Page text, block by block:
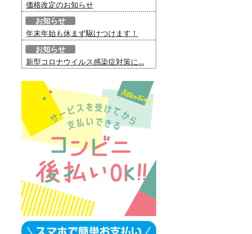
価格改定のお知らせ
お知らせ
年末年始も休まず駆けつけます！
お知らせ
新型コロナウイルス感染症対策に...